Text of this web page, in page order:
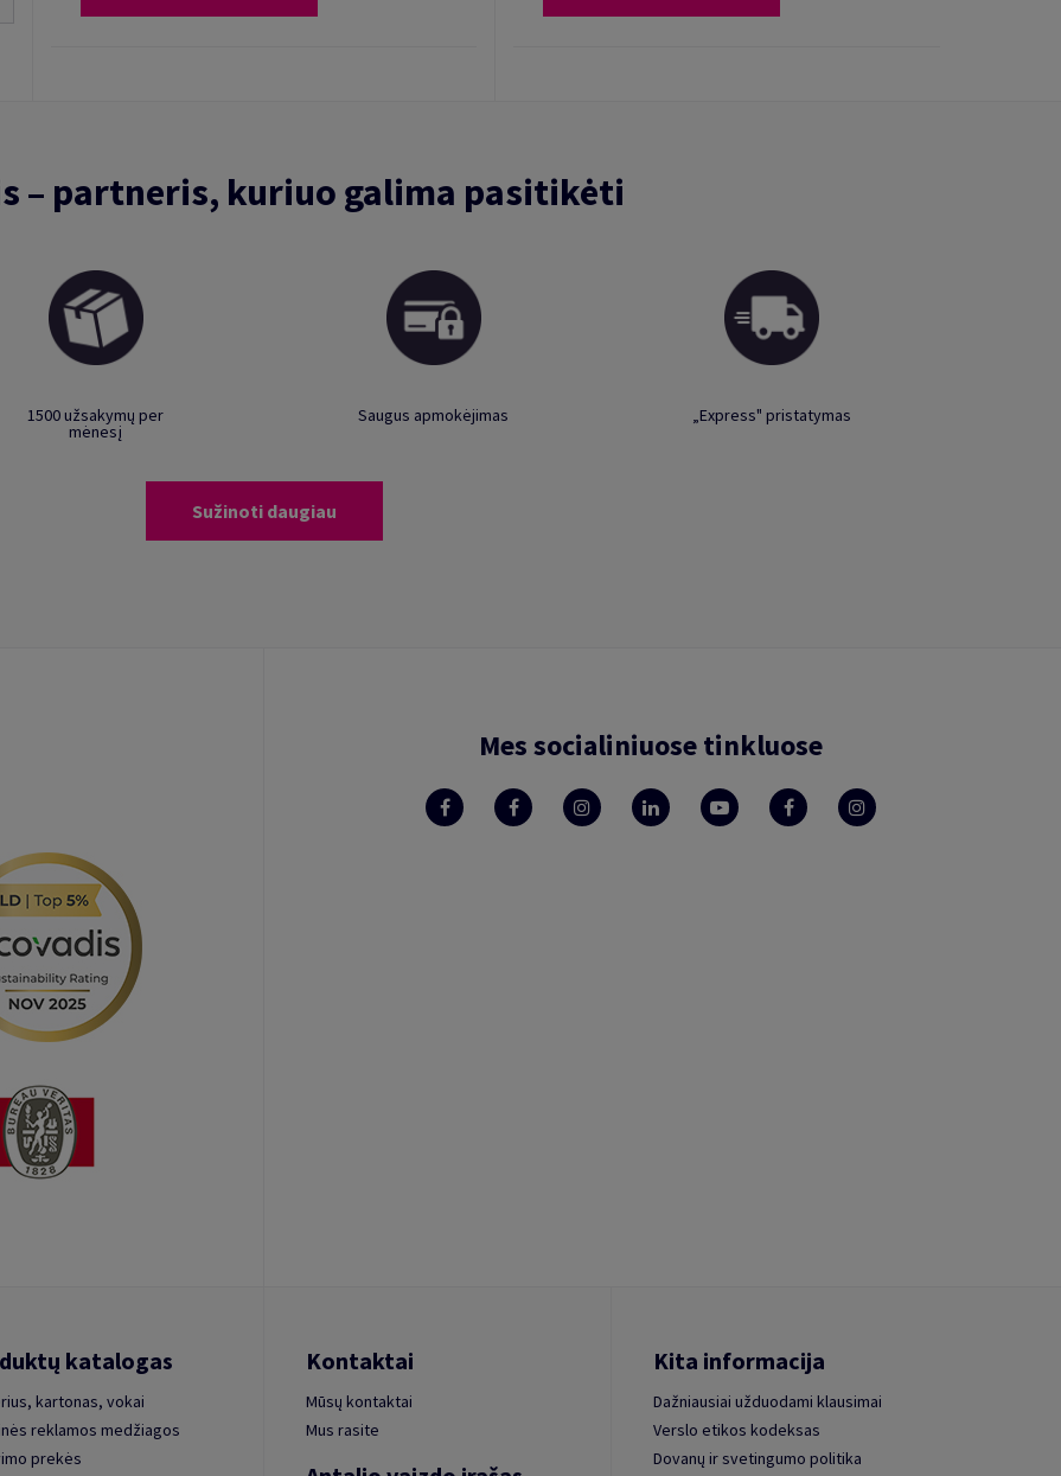
– partneris, kuriuo galima pasitikėti
1500 užsakymų per
mėnesį
Saugus apmokėjimas „Express" pristatymas
Sužinoti daugiau
Mes socialiniuose tinkluose
katalogas
kartonas, vokai
reklamos medžiagos
prekės
Kontaktai
Mūsų kontaktai
Mus rasite
Kita informacija
Dažniausiai užduodami klausimai
Verslo etikos kodeksas
Dovanų ir svetingumo politika